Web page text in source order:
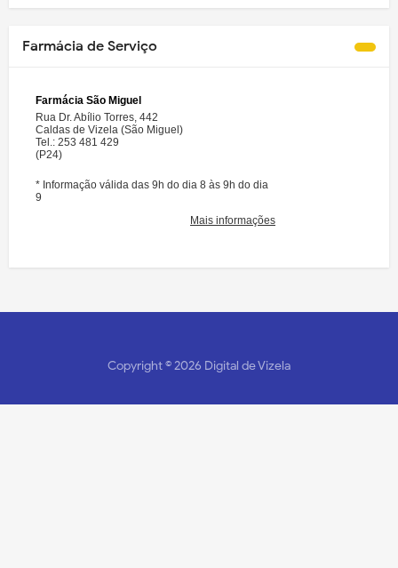
Farmácia de Serviço
Copyright ©2026 Digital de Vizela